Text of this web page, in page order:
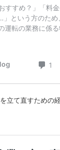
立て直すための